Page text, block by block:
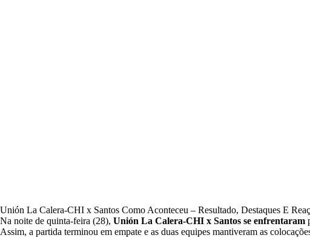
Unión La Calera-CHI x Santos Como Aconteceu – Resultado, Destaques E
Na noite de quinta-feira (28), Unión La Calera-CHI x Santos se enfrentaram
Assim, a partida terminou em empate e as duas equipes mantiveram as